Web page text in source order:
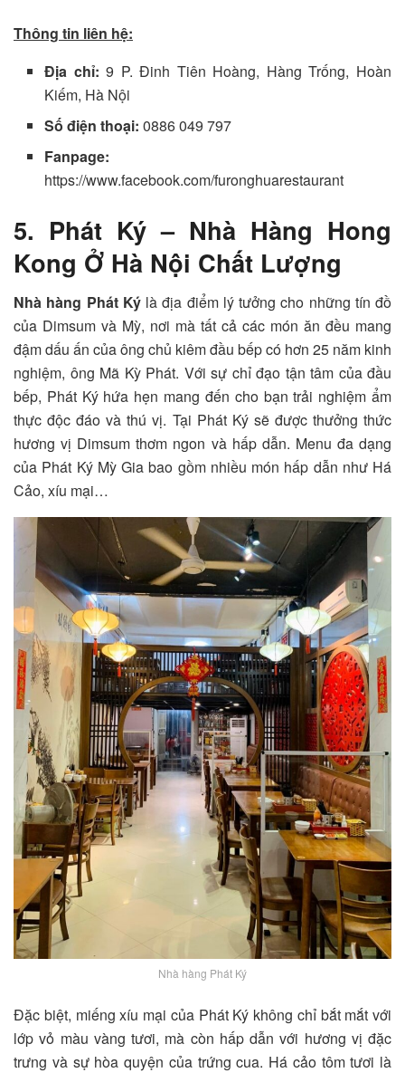
Thông tin liên hệ:
Địa chỉ:9 P. Đinh Tiên Hoàng, Hàng Trống, Hoàn
Kiếm, Hà Nội
Số điện thoại:0886 049 797
Fanpage:
https://www.facebook.com/furonghuarestaurant
5. Phát Ký – Nhà Hàng Hong
Kong Ở Hà Nội Chất Lượng
Nhà hàng Phát Kýlà địa điểm lý tưởng cho những tín đồ
của Dimsum và Mỳ, nơi mà tất cả các món ăn đều mang
đậm dấu ấn của ông chủ kiêm đầu bếp có hơn 25 năm kinh
nghiệm, ông Mã Kỳ Phát. Với sự chỉ đạo tận tâm của đầu
bếp, Phát Ký hứa hẹn mang đến cho bạn trải nghiệm ẩm
thực độc đáo và thú vị. Tại Phát Ký sẽ được thưởng thức
hương vị Dimsum thơm ngon và hấp dẫn. Menu đa dạng
của Phát Ký Mỳ Gia bao gồm nhiều món hấp dẫn như Há
Cảo, xíu mại…
Nhà hàng Phát Ký
Đặc biệt, miếng xíu mại của Phát Ký không chỉ bắt mắt với
lớp vỏ màu vàng tươi, mà còn hấp dẫn với hương vị đặc
trưng và sự hòa quyện của trứng cua. Há cảo tôm tươi là